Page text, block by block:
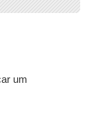
um